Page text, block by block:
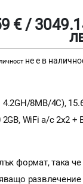
€ /
не е в
8MB/4C),
WiFi a/c 2x2 +
формат, така че
развлечение